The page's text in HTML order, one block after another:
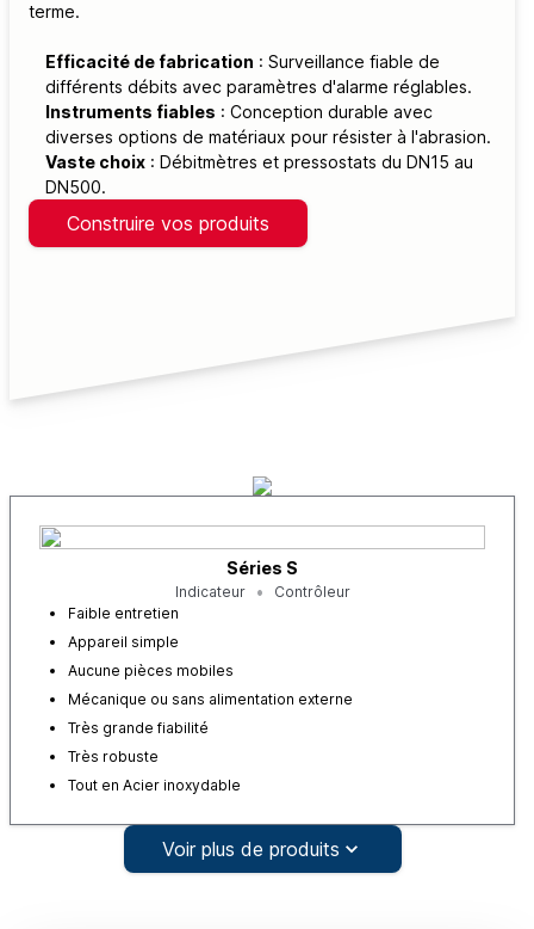
terme.
Efficacité de fabrication : Surveillance fiable de
différents débits avec paramètres d'alarme réglables.
Instruments fiables : Conception durable avec
diverses options de matériaux pour résister à l'abrasion.
Vaste choix : Débitmètres et pressostats du DN15 au
DN500.
Construire vos produits
Séries S
Indicateur
Contrôleur
Faible entretien
Appareil simple
Aucune pièces mobiles
Mécanique ou sans alimentation externe
Très grande fiabilité
Très robuste
Tout en Acier inoxydable
Voir plus de produits